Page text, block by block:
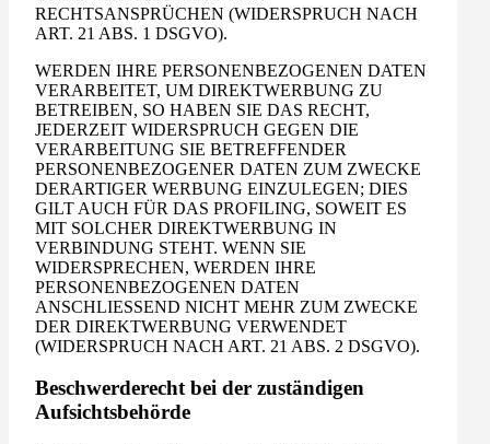
RECHTSANSPRÜCHEN (WIDERSPRUCH NACH
ART. 21 ABS. 1 DSGVO).
WERDEN IHRE PERSONENBEZOGENEN DATEN
VERARBEITET, UM DIREKTWERBUNG ZU
BETREIBEN, SO HABEN SIE DAS RECHT,
JEDERZEIT WIDERSPRUCH GEGEN DIE
VERARBEITUNG SIE BETREFFENDER
PERSONENBEZOGENER DATEN ZUM ZWECKE
DERARTIGER WERBUNG EINZULEGEN; DIES
GILT AUCH FÜR DAS PROFILING, SOWEIT ES
MIT SOLCHER DIREKTWERBUNG IN
VERBINDUNG STEHT. WENN SIE
WIDERSPRECHEN, WERDEN IHRE
PERSONENBEZOGENEN DATEN
ANSCHLIESSEND NICHT MEHR ZUM ZWECKE
DER DIREKTWERBUNG VERWENDET
(WIDERSPRUCH NACH ART. 21 ABS. 2 DSGVO).
Beschwerde­recht bei der zuständigen
Aufsichts­behörde